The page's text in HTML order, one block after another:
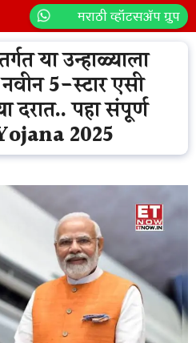
मराठी व्हॉटसॲप ग्रुप
या उन्हाळ्याला
5-स्टार एसी
दरात.. पहा संपूर्ण
2025